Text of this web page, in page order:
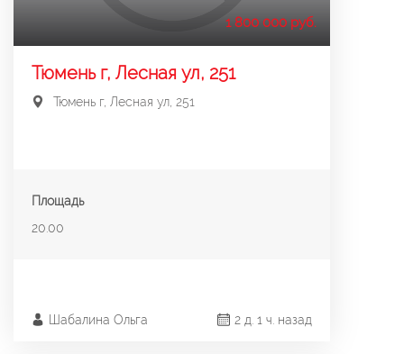
1 800 000 руб.
Тюмень г, Лесная ул, 251
Тюмень г, Лесная ул, 251
Площадь
20.00
2 д. 1 ч. назад
Шабалина Ольга